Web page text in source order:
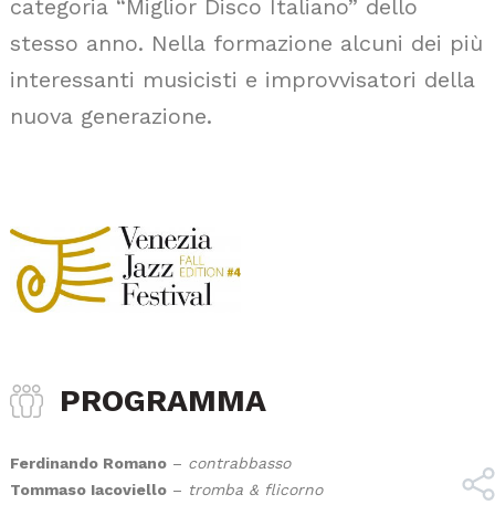
categoria “Miglior Disco Italiano” dello
stesso anno. Nella formazione alcuni dei più
interessanti musicisti e improvvisatori della
nuova generazione.
PROGRAMMA
Ferdinando Romano – contrabbasso
Tommaso Iacoviello – tromba & flicorno